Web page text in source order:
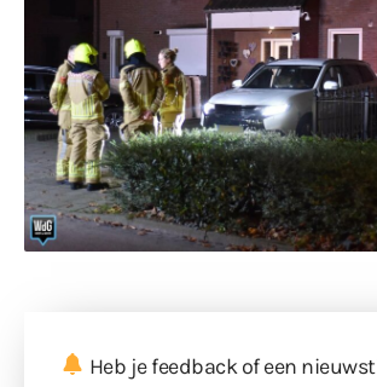
Heb je feedback of een